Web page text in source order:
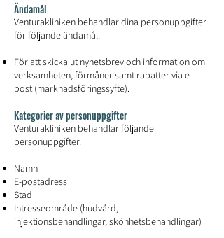
Ändamål
Venturakliniken behandlar dina personuppgifter
för följande ändamål.
För att skicka ut nyhetsbrev och information om
verksamheten, förmåner samt rabatter via e-
post (marknadsföringssyfte).
Kategorier av personuppgifter
Venturakliniken behandlar följande
personuppgifter.
Namn
E-postadress
Stad
Intresseområde (hudvård,
injektionsbehandlingar, skönhetsbehandlingar)